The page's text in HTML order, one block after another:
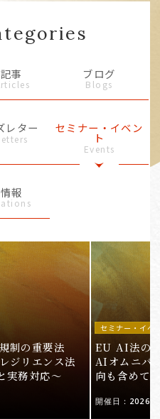
事 ブログ
Blogs
レター セミナー・イベン
ト
Events
報
制の重要法
ジリエンス法
実務対応〜
セミナー・イベ
EU AI法の
AIオムニバ
向も含めて
開催日：